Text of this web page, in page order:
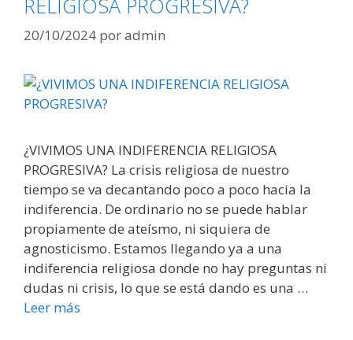
RELIGIOSA PROGRESIVA?
20/10/2024 poradmin
¿VIVIMOS UNA INDIFERENCIA RELIGIOSA
PROGRESIVA? La crisis religiosa de nuestro
tiempo se va decantando poco a poco hacia la
indiferencia. De ordinario no se puede hablar
propiamente de ateísmo, ni siquiera de
agnosticismo. Estamos llegando ya a una
indiferencia religiosa donde no hay preguntas ni
dudas ni crisis, lo que se está dando es una …
Leer más